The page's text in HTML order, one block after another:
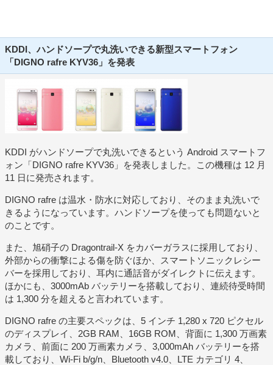
KDDI、ハンドソープで丸洗いできる新型スマートフォン
「DIGNO rafre KYV36」を発表
KDDI がハンドソープで丸洗いできるという Android スマートフ
ォン「DIGNO rafre KYV36」を発表しました。この機種は 12 月
11 日に発売されます。
DIGNO rafre は温水・防水に対応しており、そのまま丸洗いで
きるようになっています。ハンドソープを使っても問題ないと
のことです。
また、旭硝子の Dragontrail-X をカバーガラスに採用しており、
外部からの衝撃による傷を防ぐほか、スマートソニックレシー
バーを採用しており、耳内に通話音がダイレクトに伝えます。
ほかにも、3000mAb バッテリーを搭載しており、連続待受時間
は 1,300 分を超えると言われています。
DIGNO rafre の主要スペックは、5 インチ 1,280 x 720 ピクセル
のディスプレイ、2GB RAM、16GB ROM、背面に 1,300 万画素
カメラ、前面に 200 万画素カメラ、3,000mAh バッテリーを搭
載しており、Wi-Fi b/g/n、Bluetooth v4.0、LTE カテゴリ 4、